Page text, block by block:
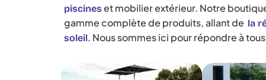
piscines et mobilier extérieur. Notre
gamme complète de produits, allant de la
soleil. Nous sommes ici pour répondre à